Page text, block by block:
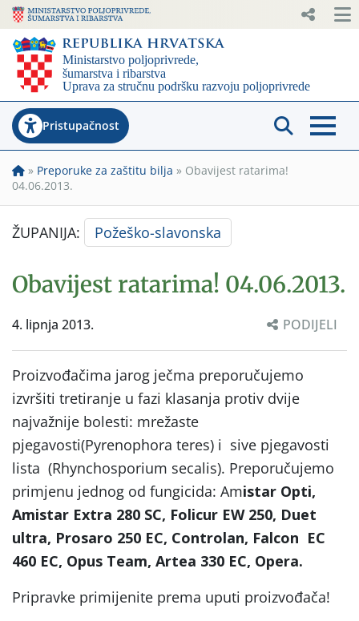
Pristupačnost
» Preporuke za zaštitu bilja » Obavijest ratarima!
04.06.2013.
ŽUPANIJA: Požeško-slavonska
Obavijest ratarima! 04.06.2013.
4. lipnja 2013. PODIJELI
Proizvođačima jarog ječma preporučujemo
izvršiti tretiranje u fazi klasanja protiv dvije
najvažnije bolesti: mrežaste
pjegavosti(Pyrenophora teres) i sive pjegavosti
lista (Rhynchosporium secalis). Preporučujemo
primjenu jednog od fungicida: Amistar Opti,
Amistar Extra 280 SC, Folicur EW 250, Duet
ultra, Prosaro 250 EC, Controlan, Falcon EC
460 EC, Opus Team, Artea 330 EC, Opera.
Pripravke primijenite prema uputi proizvođača!